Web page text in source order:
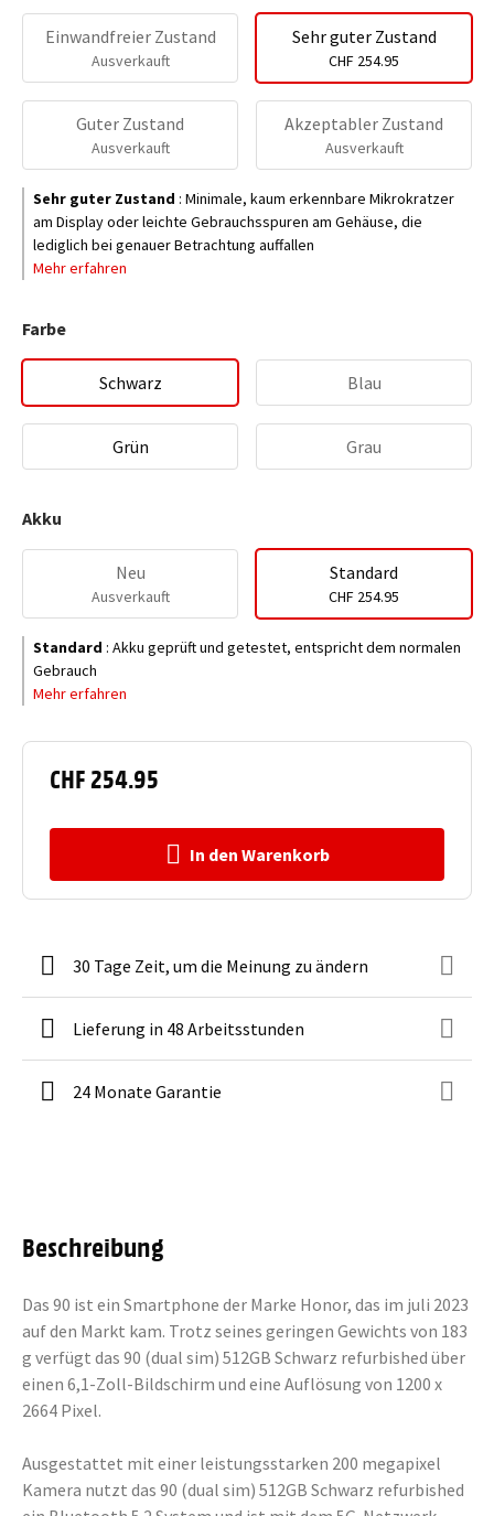
CHF 254.95
In den Warenkorb
Einwandfreier Zustand
Ausverkauft
Sehr guter Zustand
CHF 254.95
Guter Zustand
Ausverkauft
Akzeptabler Zustand
Ausverkauft
Sehr guter Zustand : Minimale, kaum erkennbare Mikrokratzer
am Display oder leichte Gebrauchsspuren am Gehäuse, die
lediglich bei genauer Betrachtung auffallen
Mehr erfahren
Farbe
Schwarz Blau
Grün Grau
Akku
Neu
Ausverkauft
Standard
CHF 254.95
Standard : Akku geprüft und getestet, entspricht dem normalen
Gebrauch
Mehr erfahren
30 Tage Zeit, um die Meinung zu ändern
Lieferung in 48 Arbeitsstunden
24 Monate Garantie
Beschreibung
Das 90 ist ein Smartphone der Marke Honor, das im juli 2023
auf den Markt kam. Trotz seines geringen Gewichts von 183
g verfügt das 90 (dual sim) 512GB Schwarz refurbished über
einen 6,1-Zoll-Bildschirm und eine Auflösung von 1200 x
2664 Pixel.
Ausgestattet mit einer leistungsstarken 200 megapixel
Kamera nutzt das 90 (dual sim) 512GB Schwarz refurbished